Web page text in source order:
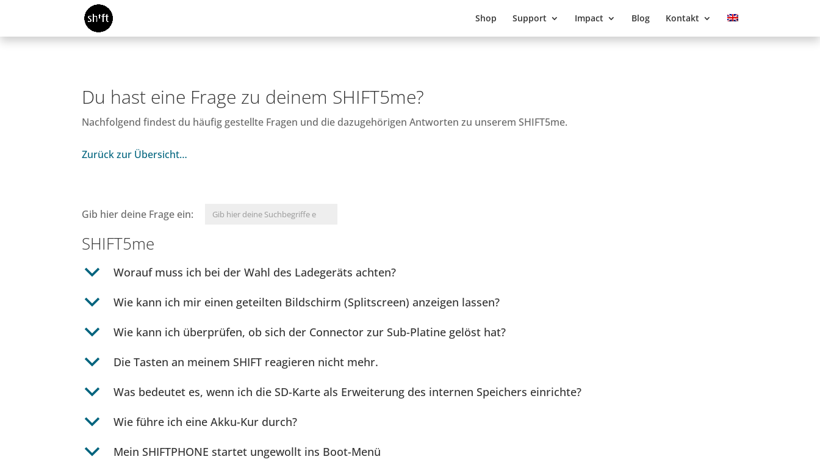
Shop Support Impact Blog Kontakt
Du hast eine Frage zu deinem SHIFT5me?
Nachfolgend findest du häufig gestellte Fragen und die dazugehörigen Antworten zu unserem SHIFT5me.
Zurück zur Übersicht…
Gib hier deine Frage ein:
SHIFT5me
b Worauf muss ich bei der Wahl des Ladegeräts achten?
b Wie kann ich mir einen geteilten Bildschirm (Splitscreen) anzeigen lassen?
b Wie kann ich überprüfen, ob sich der Connector zur Sub-Platine gelöst hat?
b Die Tasten an meinem SHIFT reagieren nicht mehr.
b Was bedeutet es, wenn ich die SD-Karte als Erweiterung des internen Speichers einrichte?
b Wie führe ich eine Akku-Kur durch?
b Mein SHIFTPHONE startet ungewollt ins Boot-Menü